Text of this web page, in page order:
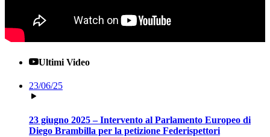
Ultimi Video
23/06/25
23 giugno 2025 – Intervento al Parlamento Europeo di
Diego Brambilla per la petizione Federispettori